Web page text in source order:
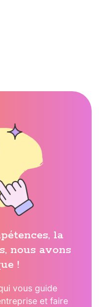
la
nous avons
!
vous guide
et faire